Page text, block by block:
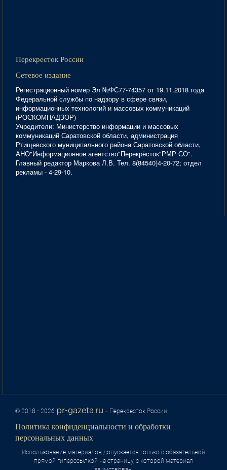
Перекресток России
Сетевое издание
Регистрационный номер Эл №ФС77-74357 от 19.11.2018 года
Федеральной службы по надзору в сфере связи,
информационных технологий и массовых коммуникаций
(РОСКОМНАДЗОР)
Учредители: Министерство информации и массовых
коммуникаций Саратовской области, администрация
Ртищевского муниципального района Саратовской области,
АНО"Информационное агентство"Перекрёсток"РМР СО".
Главный редактор Маркова Л.В. Тел. 8(84540)4-20-72; отдел
рекламы - 4-29-10.
© 2018 - 2026 pr-gazeta.ru – Перекресток России.
Политика конфиденциальности и обработки
персональных данных
Использование материалов допускается только с обязательной
прямой гиперссылкой на страницу, с которой материал